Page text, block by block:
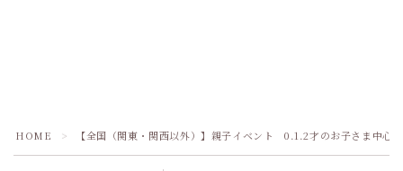
HOME ＞ 【全国（関東・関西以外）】親子イベント 0.1.2才のお子さま中心